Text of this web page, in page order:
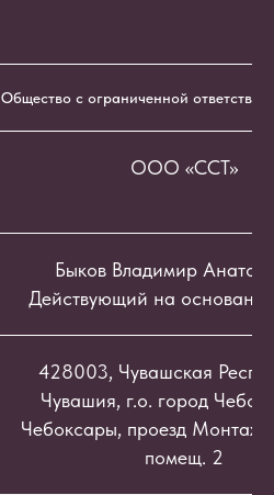
Общество с ограниченной
ООО «ССТ»
Быков Владимир
Действующий на
428003, Чувашская
Чувашия, г.о. город
Чебоксары, проезд
помещ. 2